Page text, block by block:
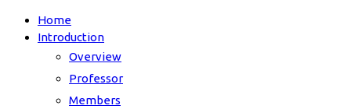
Home
Introduction
Overview
Professor
Members